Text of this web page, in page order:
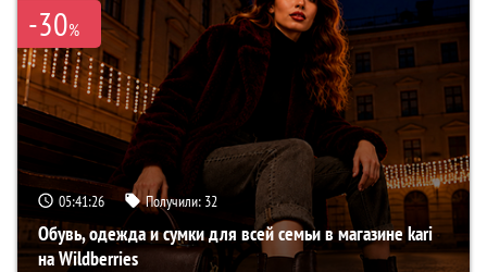
-30%
05:41:25 Получили: 32
Обувь, одежда и сумки для всей семьи в магазине kari
на Wildberries